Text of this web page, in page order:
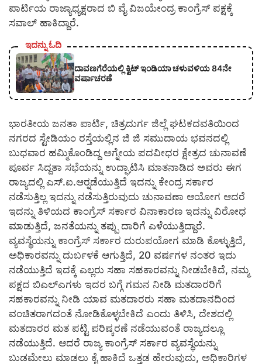
ಪಾರ್ಟಿಯ ರಾಜ್ಯಾಧ್ಯಕ್ಷರಾದ ಬಿ ವೈ ವಿಜಯೇಂದ್ರ ಕಾಂಗ್ರೆಸ್ ಪಕ್ಷಕ್ಕೆ
ಸವಾಲ್ ಹಾಕಿದ್ದಾರೆ.
ಇದನ್ನು ಓದಿ
ದಾವಣಗೆರೆಯಲ್ಲಿ ಕ್ವಿಟ್ ಇಂಡಿಯಾ ಚಳುವಳಿಯ 84ನೇ
ವರ್ಷಾಚರಣೆ
ಭಾರತೀಯ ಜನತಾ ಪಾರ್ಟಿ, ಚಿತ್ರದುರ್ಗ ಜಿಲ್ಲೆ ಘಟಕದವತಿಯಿಂದ
ನಗರದ ಸ್ಟೇಡಿಯಂ ರಸ್ತೆಯಲ್ಲಿನ ಜಿ ಜಿ ಸಮುದಾಯ ಭವನದಲ್ಲಿ
ಬುಧವಾರ ಹಮ್ಮಿಕೊಂಡಿದ್ದ ಅಗ್ನೇಯ ಪದವೀಧರ ಕ್ಷೇತ್ರದ ಚುನಾವಣೆ
ಪೂರ್ವ ಸಿದ್ದತಾ ಸಭೆಯನ್ನು ಉದ್ಘಾಟಿಸಿ ಮಾತನಾಡಿದ ಅವರು ಈಗ
ರಾಜ್ಯದಲ್ಲಿ ಎಸ್.ಐ.ಆರ್‍ನಡೆಯುತ್ತಿದೆ ಇದನ್ನು ಕೇಂದ್ರ ಸರ್ಕಾರ
ನಡೆಸುತ್ತಿಲ್ಲ ಇದನ್ನು ನಡೆಸುತ್ತಿರುವುದು ಚುನಾವಣಾ ಆಯೋಗ ಆದರೆ
ಇದನ್ನು ತಿಳಿಯದ ಕಾಂಗ್ರೆಸ್ ಸರ್ಕಾರ ವಿನಾಕಾರಣ ಇದನ್ನು ವಿರೋಧ
ಮಾಡುತ್ತಿದೆ, ಜನತೆಯನ್ನು ತಪ್ಪು ದಾರಿಗೆ ಎಳೆಯುತ್ತಿದ್ದಾರೆ.
ವ್ಯವಸ್ಥೆಯನ್ನು ಕಾಂಗ್ರೆಸ್ ಸರ್ಕಾರ ದುರುಪಯೋಗ ಮಾಡಿ ಕೊಳ್ಳುತ್ತಿದೆ,
ಅಧಿಕಾರವನ್ನು ದುರ್ಬಳಕೆ ಆಗುತ್ತಿದೆ, 20 ವರ್ಷಗಳ ನಂತರ ಇದು
ನಡೆಯುತ್ತಿದೆ ಇದಕ್ಕೆ ಎಲ್ಲರು ಸಹಾ ಸಹಕಾರವನ್ನು ನೀಡಬೇಕಿದೆ, ನಮ್ಮ
ಪಕ್ಷದ ಬಿಎಲ್‍ಎಗಳು ಇದರ ಬಗ್ಗೆ ಗಮನ ನೀಡಿ ಮತದಾರರಿಗೆ
ಸಹಕಾರವನ್ನು ನೀಡಿ ಯಾವ ಮತದಾರರು ಸಹಾ ಮತದಾನದಿಂದ
ವಂಚಿತರಾಗದಂತೆ ನೋಡಿಕೊಳ್ಳಬೇಕಿದೆ ಎಂದು ತಿಳಿಸಿ, ದೇಶದಲ್ಲಿ
ಮತದಾರರ ಮತ ಪಟ್ಟಿ ಪರಿಷ್ಕರಣೆ ನಡೆಯುವಂತೆ ರಾಜ್ಯದಲ್ಲೂ
ನಡೆಯುತ್ತಿದೆ. ಆದರೆ ರಾಜ್ಯ ಕಾಂಗ್ರೆಸ್ ಸರ್ಕಾರ ವ್ಯವಸ್ಥೆಯನ್ನು
ಬುಡಮೇಲು ಮಾಡಲು ಕೈ ಹಾಕಿದೆ ಒತ್ತಡ ಹೇರುವುದು, ಅಧಿಕಾರಿಗಳ